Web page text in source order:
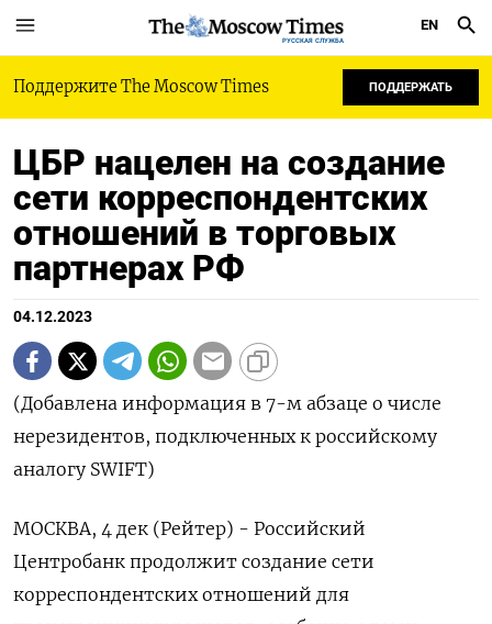
РУССКАЯ СЛУЖБА
EN
Поддержите The Moscow Times ПОДДЕРЖАТЬ
ЦБР нацелен на создание
сети корреспондентских
отношений в торговых
партнерах РФ
04.12.2023
(Добавлена информация в 7-м абзаце о числе
нерезидентов, подключенных к российскому
аналогу SWIFT)
МОСКВА, 4 дек (Рейтер) - Российский
Центробанк продолжит создание сети
корреспондентских отношений для